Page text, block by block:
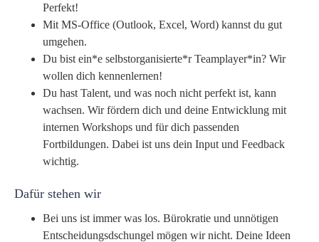
Perfekt!
Mit MS-Office (Outlook, Excel, Word) kannst du gut
umgehen.
Du bist ein*e selbstorganisierte*r Teamplayer*in? Wir
wollen dich kennenlernen!
Du hast Talent, und was noch nicht perfekt ist, kann
wachsen. Wir fördern dich und deine Entwicklung mit
internen Workshops und für dich passenden
Fortbildungen. Dabei ist uns dein Input und Feedback
wichtig.
Dafür stehen wir
Bei uns ist immer was los. Bürokratie und unnötigen
Entscheidungsdschungel mögen wir nicht. Deine Ideen